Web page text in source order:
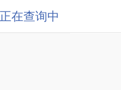
正在查询中